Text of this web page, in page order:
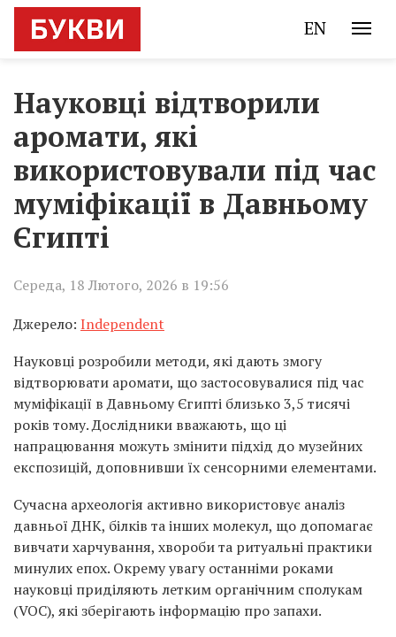
EN
Науковці відтворили
аромати, які
використовували під час
муміфікації в Давньому
Єгипті
Середа, 18 Лютого, 2026 в 19:56
Джерело: Independent
Науковці розробили методи, які дають змогу
відтворювати аромати, що застосовувалися під час
муміфікації в Давньому Єгипті близько 3,5 тисячі
років тому. Дослідники вважають, що ці
напрацювання можуть змінити підхід до музейних
експозицій, доповнивши їх сенсорними елементами.
Сучасна археологія активно використовує аналіз
давньої ДНК, білків та інших молекул, що допомагає
вивчати харчування, хвороби та ритуальні практики
минулих епох. Окрему увагу останніми роками
науковці приділяють летким органічним сполукам
(VOC), які зберігають інформацію про запахи.